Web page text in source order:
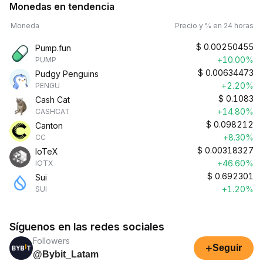
Monedas en tendencia
Moneda Precio y % en 24 horas
Pump.fun
PUMP
$ 0.00250455
+10.00%
Pudgy Penguins
PENGU
$ 0.00634473
+2.20%
Cash Cat
CASHCAT
$ 0.1083
+14.80%
Canton
CC
$ 0.098212
+8.30%
IoTeX
IOTX
$ 0.00318327
+46.60%
Sui
SUI
$ 0.692301
+1.20%
Síguenos en las redes sociales
Followers
@Bybit_Latam
+Seguir